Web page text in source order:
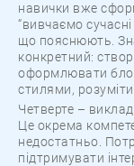
навички вже
“вивчаємо
що пояснюють.
конкретний:
оформлювати
стилями, розуміти
Четверте –
Це окрема
недостатньо.
підтримувати